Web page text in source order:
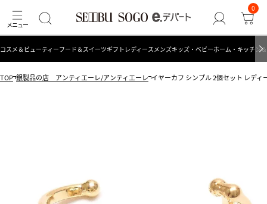
0
コスメ＆ビューティーフード＆スイーツギフト レディース メンズキッズ・ベビーホーム・キッチン
TOP 銀製品の店 アンティエーレ/アンティエーレ イヤーカフ シンプル 2個セット レデ